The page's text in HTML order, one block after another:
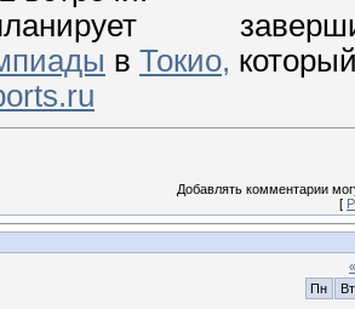
в Токио,
Добавлять комментарии
[
«
Пн
Вт